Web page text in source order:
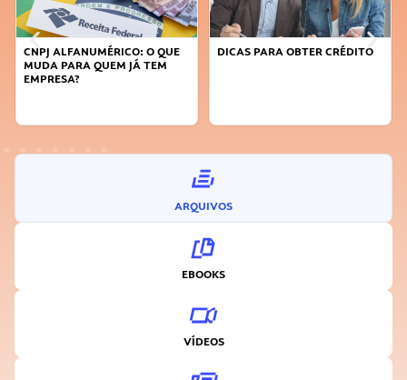
CNPJ ALFANUMÉRICO: O QUE
MUDA PARA QUEM JÁ TEM
EMPRESA?
DICAS PARA OBTER CRÉDITO
ARQUIVOS
EBOOKS
VÍDEOS